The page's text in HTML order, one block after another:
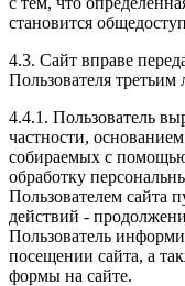
становится
4.3. Сайт вправе
Пользователя
4.4.1. Пользователь
частности,
собираемых с помощью
обработку
Пользователем сайта
действий -
Пользователь
посещении сайта, а
формы на сайте.